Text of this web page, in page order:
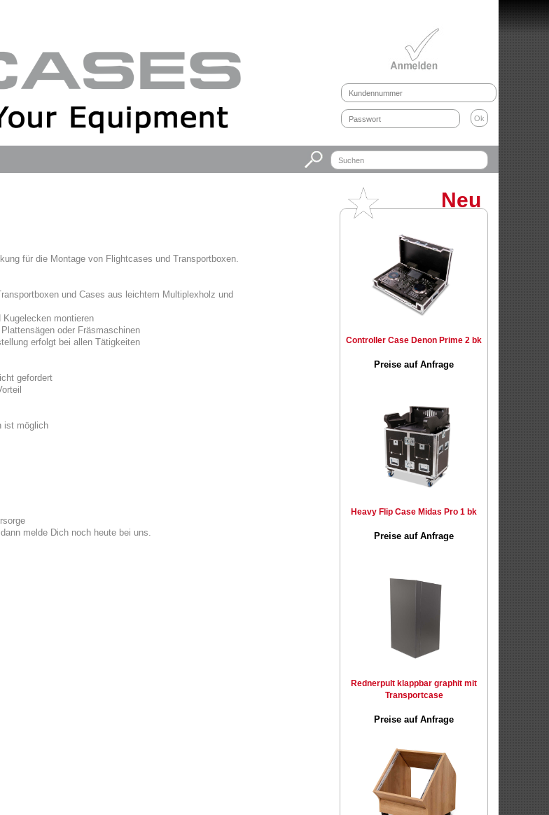
für die Montage von Flightcases und Transportboxen.
und Cases aus leichtem Multiplexholz und
montieren
oder Fräsmaschinen
erfolgt bei allen Tätigkeiten
gefordert
ist möglich
melde Dich noch heute bei uns.
Neu
Controller Case Denon Prime 2 bk
Preise auf Anfrage
Heavy Flip Case Midas Pro 1 bk
Preise auf Anfrage
Rednerpult klappbar graphit mit
Transportcase
Preise auf Anfrage